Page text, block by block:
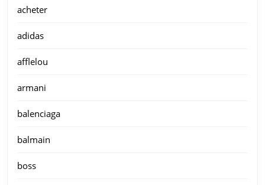
acheter
adidas
afflelou
armani
balenciaga
balmain
boss